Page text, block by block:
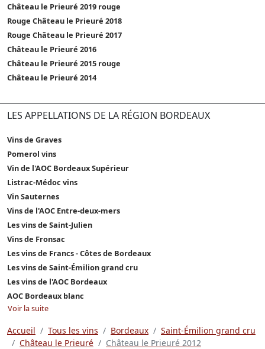
Château le Prieuré 2019 rouge
Rouge Château le Prieuré 2018
Rouge Château le Prieuré 2017
Château le Prieuré 2016
Château le Prieuré 2015 rouge
Château le Prieuré 2014
LES APPELLATIONS DE LA RÉGION BORDEAUX
Vins de Graves
Pomerol vins
Vin de l'AOC Bordeaux Supérieur
Listrac-Médoc vins
Vin Sauternes
Vins de l'AOC Entre-deux-mers
Les vins de Saint-Julien
Vins de Fronsac
Les vins de Francs - Côtes de Bordeaux
Les vins de Saint-Émilion grand cru
Les vins de l'AOC Bordeaux
AOC Bordeaux blanc
Voir la suite
Accueil Tous les vins Bordeaux
Saint-Émilion grand cru
Château le Prieuré
Château le Prieuré 2012